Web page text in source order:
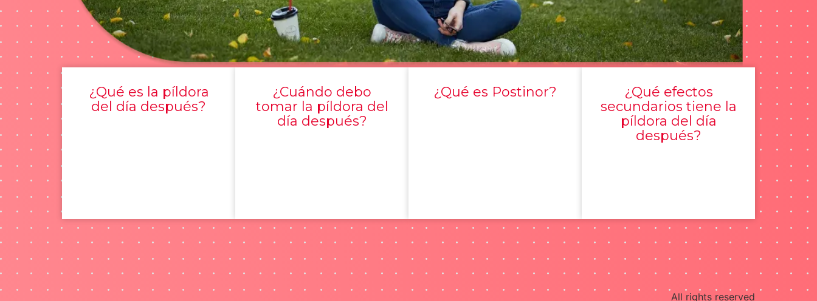
¿Qué es la píldora
del día después?
¿Cuándo debo
tomar la píldora del
día después?
¿Qué es Postinor?
¿Qué efectos
secundarios tiene la
píldora del día
después?
All rights reserved